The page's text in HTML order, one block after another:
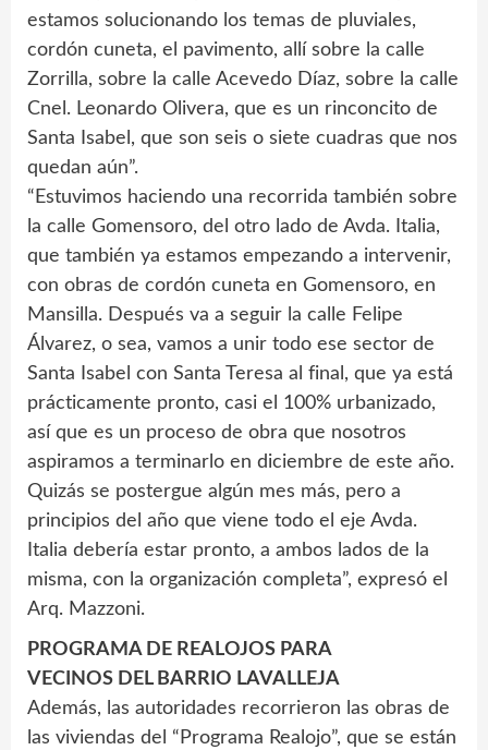
estamos solucionando los temas de pluviales,
cordón cuneta, el pavimento, allí sobre la calle
Zorrilla, sobre la calle Acevedo Díaz, sobre la calle
Cnel. Leonardo Olivera, que es un rinconcito de
Santa Isabel, que son seis o siete cuadras que nos
quedan aún”.
“Estuvimos haciendo una recorrida también sobre
la calle Gomensoro, del otro lado de Avda. Italia,
que también ya estamos empezando a intervenir,
con obras de cordón cuneta en Gomensoro, en
Mansilla. Después va a seguir la calle Felipe
Álvarez, o sea, vamos a unir todo ese sector de
Santa Isabel con Santa Teresa al final, que ya está
prácticamente pronto, casi el 100% urbanizado,
así que es un proceso de obra que nosotros
aspiramos a terminarlo en diciembre de este año.
Quizás se postergue algún mes más, pero a
principios del año que viene todo el eje Avda.
Italia debería estar pronto, a ambos lados de la
misma, con la organización completa”, expresó el
Arq. Mazzoni.
PROGRAMA DE REALOJOS PARA
VECINOS DEL BARRIO LAVALLEJA
Además, las autoridades recorrieron las obras de
las viviendas del “Programa Realojo”, que se están